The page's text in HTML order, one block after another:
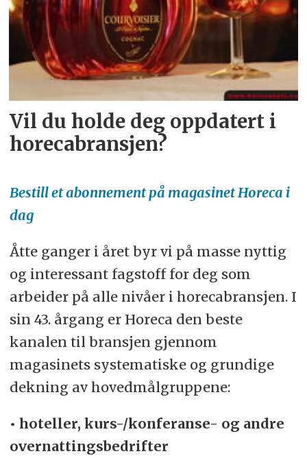
Vil du holde deg oppdatert i
horecabransjen?
Bestill et abonnement på magasinet Horeca i
dag
Åtte ganger i året byr vi på masse nyttig
og interessant fagstoff for deg som
arbeider på alle nivåer i horecabransjen. I
sin 43. årgang er Horeca den beste
kanalen til bransjen gjennom
magasinets systematiske og grundige
dekning av hovedmålgruppene:
• hoteller, kurs-/konferanse- og andre
overnattingsbedrifter